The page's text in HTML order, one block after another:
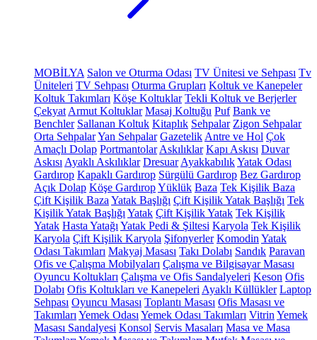
MOBİLYA Salon ve Oturma Odası TV Ünitesi ve Sehpası Tv
Üniteleri TV Sehpası Oturma Grupları Koltuk ve Kanepeler
Koltuk Takımları Köşe Koltuklar Tekli Koltuk ve Berjerler
Çekyat Armut Koltuklar Masaj Koltuğu Puf Bank ve
Benchler Sallanan Koltuk Kitaplık Sehpalar Zigon Sehpalar
Orta SehpalarYan Sehpalar Gazetelik Antre ve Hol Çok
Amaçlı Dolap Portmantolar Askılıklar Kapı Askısı Duvar
Askısı Ayaklı Askılıklar Dresuar AyakkabılıkYatak Odası
Gardırop Kapaklı Gardırop Sürgülü Gardırop Bez Gardırop
Açık Dolap Köşe GardıropYüklük Baza Tek Kişilik Baza
Çift Kişilik Baza Yatak Başlığı Çift Kişilik Yatak Başlığı Tek
Kişilik Yatak Başlığı Yatak Çift Kişilik Yatak Tek Kişilik
Yatak Hasta Yatağı Yatak Pedi & Şiltesi Karyola Tek Kişilik
Karyola Çift Kişilik Karyola Şifonyerler Komodin Yatak
Odası Takımları Makyaj Masası Takı Dolabı Sandık Paravan
Ofis ve Çalışma Mobilyaları Çalışma ve Bilgisayar Masası
Oyuncu Koltukları Çalışma ve Ofis Sandalyeleri Keson Ofis
Dolabı Ofis Koltukları ve Kanepeleri Ayaklı Küllükler Laptop
Sehpası Oyuncu Masası Toplantı Masası Ofis Masası ve
Takımları Yemek Odası Yemek Odası Takımları Vitrin Yemek
Masası Sandalyesi Konsol Servis Masaları Masa ve Masa